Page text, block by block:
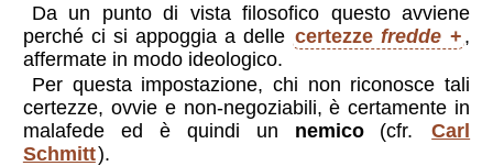
Da un punto di vista filosofico questo avviene
perché ci si appoggia a delle certezze fredde
,
affermate in modo ideologico.
Per questa impostazione, chi non riconosce tali
certezze, ovvie e non-negoziabili, è certamente in
malafede ed è quindi un nemico(cfr. Carl
Schmitt).